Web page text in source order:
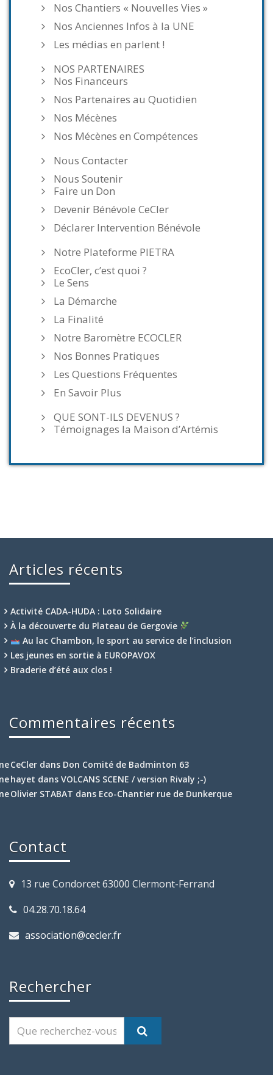
Nos Chantiers « Nouvelles Vies »
Nos Anciennes Infos à la UNE
Les médias en parlent !
NOS PARTENAIRES
Nos Financeurs
Nos Partenaires au Quotidien
Nos Mécènes
Nos Mécènes en Compétences
Nous Contacter
Nous Soutenir
Faire un Don
Devenir Bénévole CeCler
Déclarer Intervention Bénévole
Notre Plateforme PIETRA
EcoCler, c’est quoi ?
Le Sens
La Démarche
La Finalité
Notre Baromètre ECOCLER
Nos Bonnes Pratiques
Les Questions Fréquentes
En Savoir Plus
QUE SONT-ILS DEVENUS ?
Témoignages la Maison d’Artémis
Articles récents
Activité CADA-HUDA : Loto Solidaire
À la découverte du Plateau de Gergovie
Au lac Chambon, le sport au service de l’inclusion
Les jeunes en sortie à EUROPAVOX
Braderie d’été aux clos !
Commentaires récents
CeCler dans Don Comité de Badminton 63
hayet dans VOLCANS SCENE / version Rivaly ;-)
Olivier STABAT dans Eco-Chantier rue de Dunkerque
Contact
13 rue Condorcet 63000 Clermont-Ferrand
04.28.70.18.64
association@cecler.fr
Rechercher